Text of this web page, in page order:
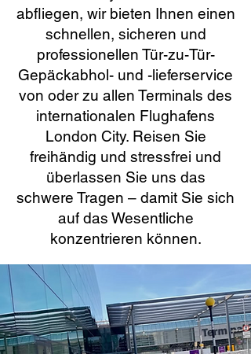
abfliegen, wir bieten Ihnen einen
schnellen, sicheren und
professionellen Tür-zu-Tür-
Gepäckabhol- und -lieferservice
von oder zu allen Terminals des
internationalen Flughafens
London City. Reisen Sie
freihändig und stressfrei und
überlassen Sie uns das
schwere Tragen – damit Sie sich
auf das Wesentliche
konzentrieren können.